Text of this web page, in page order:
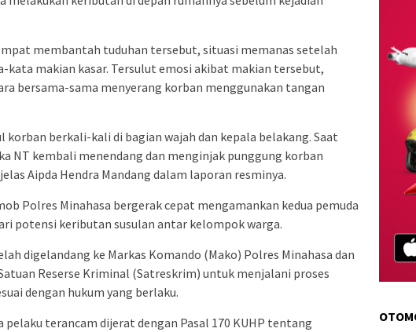
membantah tuduhan tersebut, situasi memanas setelah
makian kasar. Tersulut emosi akibat makian tersebut,
bersama-sama menyerang korban menggunakan tangan
korban berkali-kali di bagian wajah dan kepala belakang. Saat
NT kembali menendang dan menginjak punggung korban
Aipda Hendra Mandang dalam laporan resminya.
Polres Minahasa bergerak cepat mengamankan kedua pemuda
potensi keributan susulan antar kelompok warga.
digelandang ke Markas Komando (Mako) Polres Minahasa dan
Reserse Kriminal (Satreskrim) untuk menjalani proses
dengan hukum yang berlaku.
pelaku terancam dijerat dengan Pasal 170 KUHP tentang